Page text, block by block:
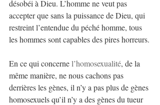
désobéi à Dieu. L’homme ne veut pas
accepter que sans la puissance de Dieu, qui
restreint l’entendue du péché homme, tous
les hommes sont capables des pires horreurs.
En ce qui concerne l’homosexualité, de la
même manière, ne nous cachons pas
derrières les gènes, il n’y a pas plus de gènes
homosexuels qu’il n’y a des gènes du tueur